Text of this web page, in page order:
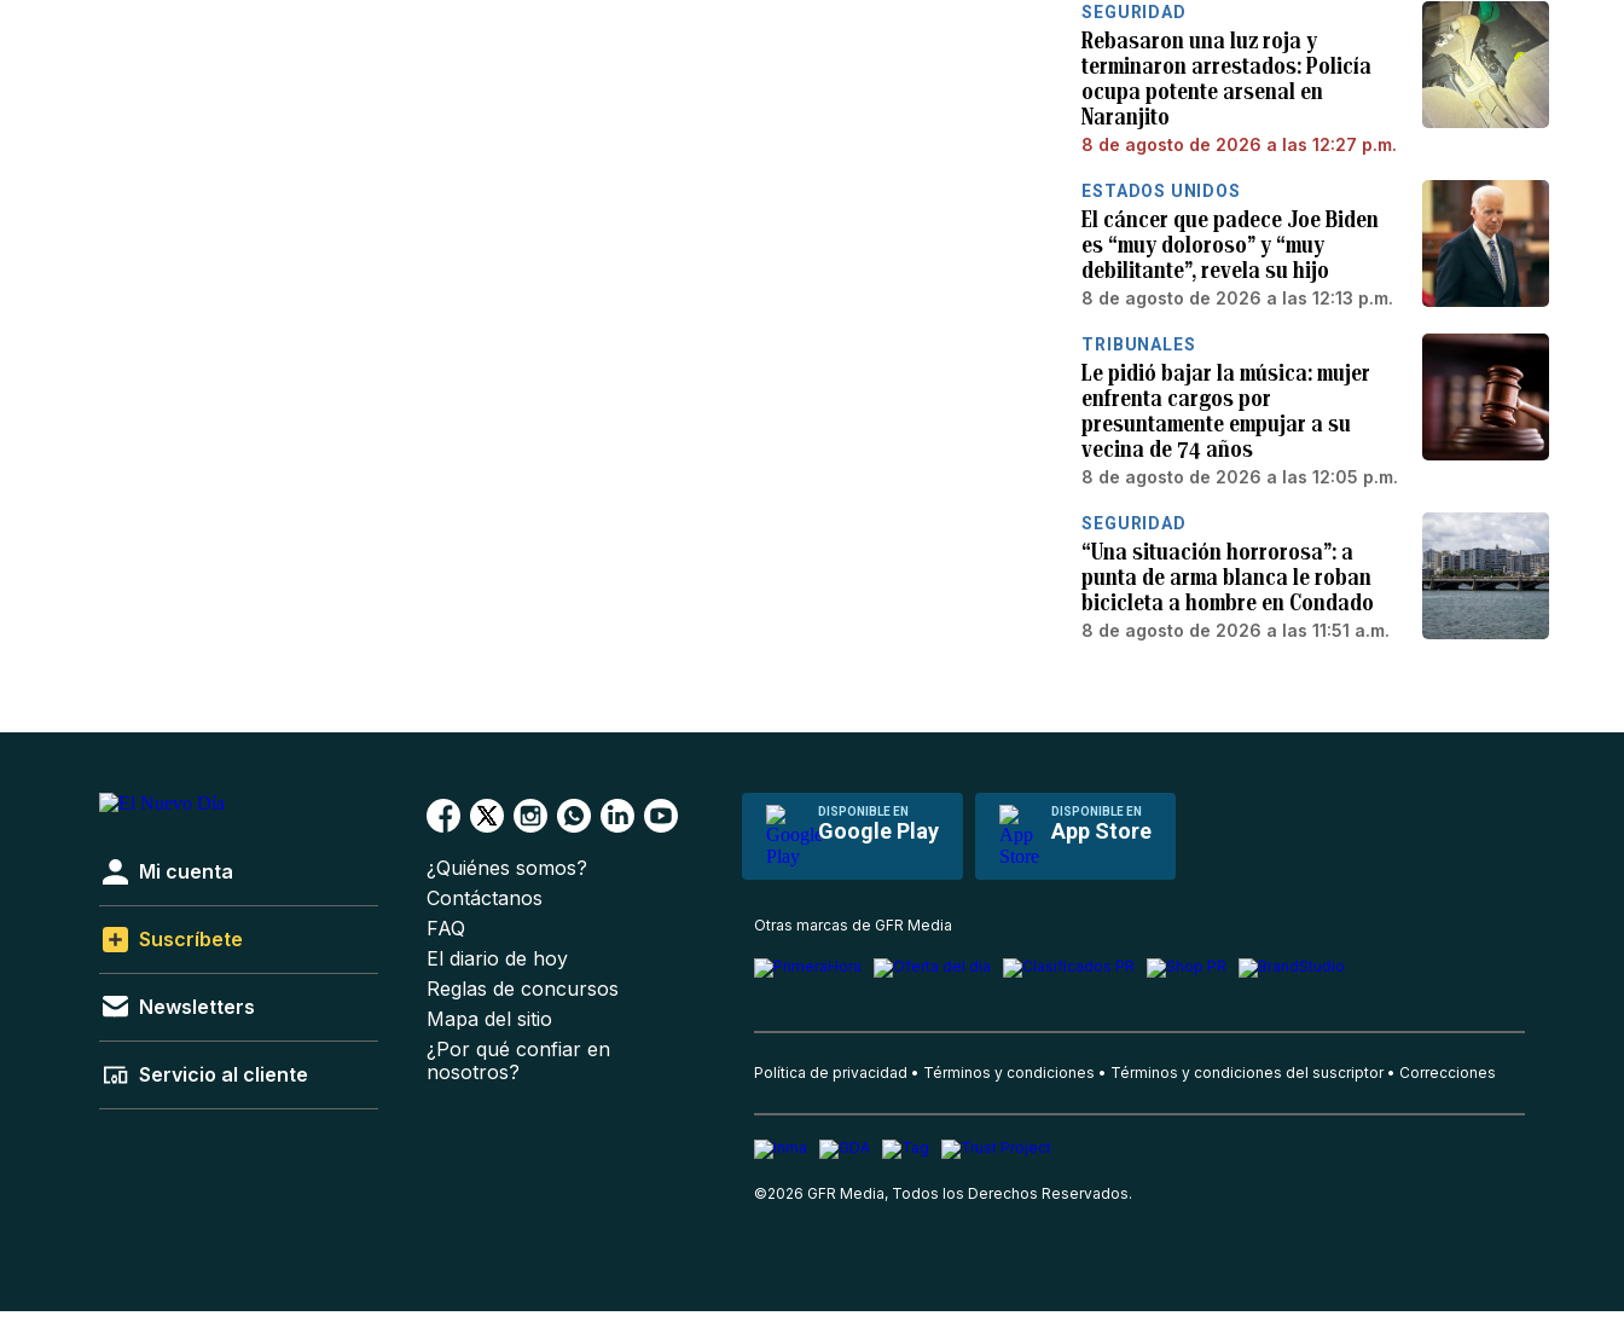
SEGURIDAD
Rebasaron una luz roja y
terminaron arrestados: Policía
ocupa potente arsenal en
Naranjito
8 de agosto de 2026 a las 12:27 p.m.
ESTADOS UNIDOS
El cáncer que padece Joe Biden
es “muy doloroso” y “muy
debilitante”, revela su hijo
8 de agosto de 2026 a las 12:13 p.m.
TRIBUNALES
Le pidió bajar la música: mujer
enfrenta cargos por
presuntamente empujar a su
vecina de 74 años
8 de agosto de 2026 a las 12:05 p.m.
SEGURIDAD
“Una situación horrorosa”: a
punta de arma blanca le roban
bicicleta a hombre en Condado
8 de agosto de 2026 a las 11:51 a.m.
DISPONIBLE EN
Google Play
DISPONIBLE EN
App Store
Mi cuenta
Suscríbete
Newsletters
Servicio al cliente
¿Quiénes somos?
Contáctanos
FAQ
El diario de hoy
Reglas de concursos
Mapa del sitio
¿Por qué confiar en
nosotros?
Otras marcas de GFR Media
Política de privacidad Términos y condiciones Términos y condiciones del suscriptor Correcciones
©2026 GFR Media, Todos los Derechos Reservados.